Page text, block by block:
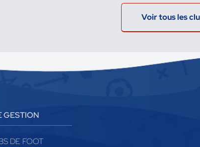
Voir tous les
GESTION
DE FOOT